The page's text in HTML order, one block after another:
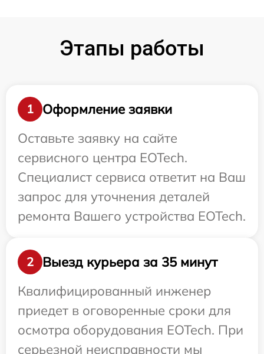
Этапы работы
1
Оформление заявки
Оставьте заявку на сайте
сервисного центра EOTech.
Специалист сервиса ответит на Ваш
запрос для уточнения деталей
ремонта Вашего устройства EOTech.
2
Выезд курьера за 35 минут
Квалифицированный инженер
приедет в оговоренные сроки для
осмотра оборудования EOTech. При
серьезной неисправности мы